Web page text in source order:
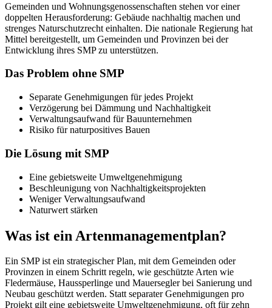
Gemeinden und Wohnungsgenossenschaften stehen vor einer
doppelten Herausforderung: Gebäude nachhaltig machen und
strenges Naturschutzrecht einhalten. Die nationale Regierung hat
Mittel bereitgestellt, um Gemeinden und Provinzen bei der
Entwicklung ihres SMP zu unterstützen.
Das Problem ohne SMP
Separate Genehmigungen für jedes Projekt
Verzögerung bei Dämmung und Nachhaltigkeit
Verwaltungsaufwand für Bauunternehmen
Risiko für naturpositives Bauen
Die Lösung mit SMP
Eine gebietsweite Umweltgenehmigung
Beschleunigung von Nachhaltigkeitsprojekten
Weniger Verwaltungsaufwand
Naturwert stärken
Was ist ein Artenmanagementplan?
Ein SMP ist ein strategischer Plan, mit dem Gemeinden oder
Provinzen in einem Schritt regeln, wie geschützte Arten wie
Fledermäuse, Haussperlinge und Mauersegler bei Sanierung und
Neubau geschützt werden. Statt separater Genehmigungen pro
Projekt gilt eine gebietsweite Umweltgenehmigung, oft für zehn